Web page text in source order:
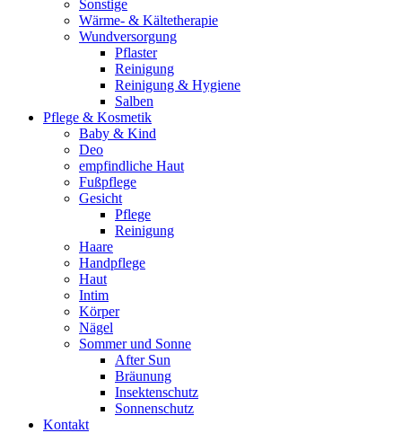
Sonstige
Wärme- & Kältetherapie
Wundversorgung
Pflaster
Reinigung
Reinigung & Hygiene
Salben
Pflege & Kosmetik
Baby & Kind
Deo
empfindliche Haut
Fußpflege
Gesicht
Pflege
Reinigung
Haare
Handpflege
Haut
Intim
Körper
Nägel
Sommer und Sonne
After Sun
Bräunung
Insektenschutz
Sonnenschutz
Kontakt